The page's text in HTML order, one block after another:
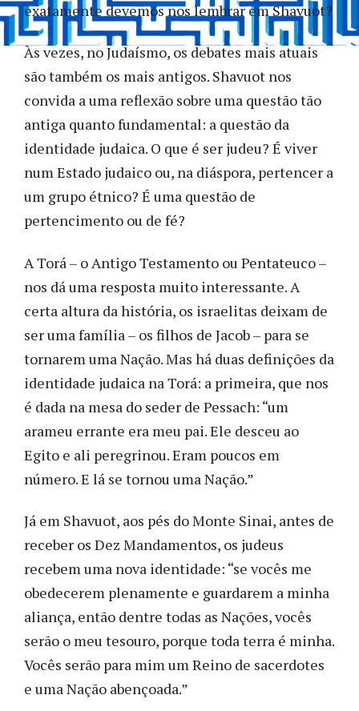
exatamente devemos nos lembrar em Shavuot?
Às vezes, no Judaísmo, os debates mais atuais
são também os mais antigos. Shavuot nos
convida a uma reflexão sobre uma questão tão
antiga quanto fundamental: a questão da
identidade judaica. O que é ser judeu? É viver
num Estado judaico ou, na diáspora, pertencer a
um grupo étnico? É uma questão de
pertencimento ou de fé?
A Torá – o Antigo Testamento ou Pentateuco –
nos dá uma resposta muito interessante. A
certa altura da história, os israelitas deixam de
ser uma família – os filhos de Jacob – para se
tornarem uma Nação. Mas há duas definições da
identidade judaica na Torá: a primeira, que nos
é dada na mesa do seder de Pessach: “um
arameu errante era meu pai. Ele desceu ao
Egito e ali peregrinou. Eram poucos em
número. E lá se tornou uma Nação.”
Já em Shavuot, aos pés do Monte Sinai, antes de
receber os Dez Mandamentos, os judeus
recebem uma nova identidade: “se vocês me
obedecerem plenamente e guardarem a minha
aliança, então dentre todas as Nações, vocês
serão o meu tesouro, porque toda terra é minha.
Vocês serão para mim um Reino de sacerdotes
e uma Nação abençoada.”